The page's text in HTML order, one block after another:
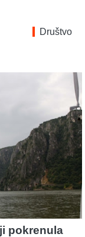
Društvo
pokrenula